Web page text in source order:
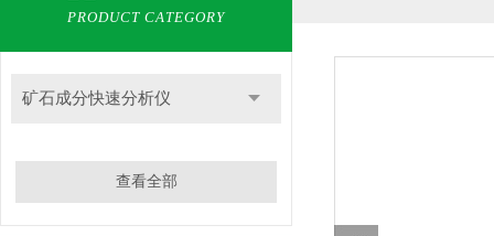
PRODUCT CATEGORY
矿石成分快速分析仪
查看全部